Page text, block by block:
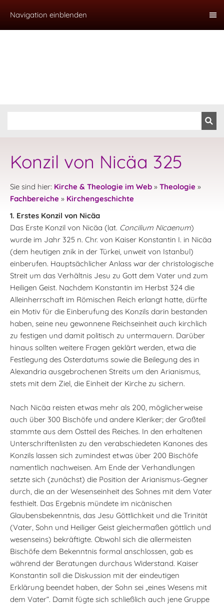
Navigation einblenden
Konzil von Nicäa 325
Sie sind hier: Kirche & Theologie im Web » Theologie »
Fachbereiche » Kirchengeschichte
1. Erstes Konzil von Nicäa
Das Erste Konzil von Nicäa (lat. Concilium Nicaenum)
wurde im Jahr 325 n. Chr. von Kaiser Konstantin I. in Nicäa
(dem heutigen znik in der Türkei, unweit von Istanbul)
einberufen. Hauptsächlicher Anlass war der christologische
Streit um das Verhältnis Jesu zu Gott dem Vater und zum
Heiligen Geist. Nachdem Konstantin im Herbst 324 die
Alleinherrschaft im Römischen Reich erlangt hatte, dürfte
ein Motiv für die Einberufung des Konzils darin bestanden
haben, seine neu gewonnene Reichseinheit auch kirchlich
zu festigen und damit politisch zu untermauern. Darüber
hinaus sollten weitere Fragen geklärt werden, etwa die
Festlegung des Osterdatums sowie die Beilegung des in
Alexandria ausgebrochenen Streits um den Arianismus,
stets mit dem Ziel, die Einheit der Kirche zu sichern.
Nach Nicäa reisten etwas mehr als 200, möglicherweise
auch über 300 Bischöfe und andere Kleriker; der Großteil
stammte aus dem Ostteil des Reiches. In den erhaltenen
Unterschriftenlisten zu den verabschiedeten Kanones des
Konzils lassen sich zumindest etwas über 200 Bischöfe
namentlich nachweisen. Am Ende der Verhandlungen
setzte sich (zunächst) die Position der Arianismus-Gegner
durch, die an der Wesenseinheit des Sohnes mit dem Vater
festhielt. Das Ergebnis mündete im nicänischen
Glaubensbekenntnis, das Jesu Göttlichkeit und die Trinität
(Vater, Sohn und Heiliger Geist gleichermaßen göttlich und
wesenseins) bekräftigte. Obwohl sich die allermeisten
Bischöfe dem Bekenntnis formal anschlossen, gab es
während der Beratungen durchaus Widerstand. Kaiser
Konstantin soll die Diskussion mit der eindeutigen
Erklärung beendet haben, der Sohn sei „eines Wesens mit
dem Vater“. Damit fügte sich schließlich auch jene Gruppe